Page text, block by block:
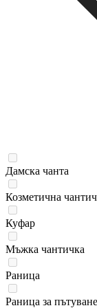
Дамска чанта
Козметична
Куфар
Мъжка чантичка
Раница
Раница за пътуване